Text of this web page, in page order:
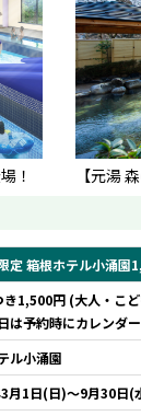
！ 【元湯
定 箱根ホテル小涌園
き1,500円 (大人・こ
は予約時にカレンダ
ル小涌園
月1日(日)～9月30日(